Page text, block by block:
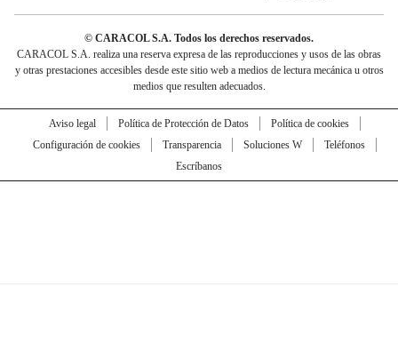
© CARACOL S.A. Todos los derechos reservados.
CARACOL S.A. realiza una reserva expresa de las reproducciones y usos de las obras
y otras prestaciones accesibles desde este sitio web a medios de lectura mecánica u otros
medios que resulten adecuados.
Aviso legal Política de Protección de Datos
Política de cookies
Configuración de cookies
Transparencia Soluciones W
Teléfonos
Escríbanos